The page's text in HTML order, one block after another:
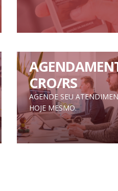
CRO/RS
AGENDE SEU
HOJE MESMO.